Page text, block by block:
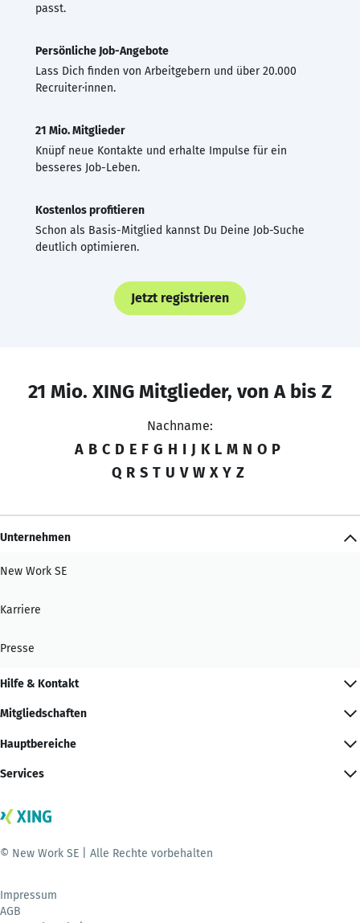
passt.
Persönliche Job-Angebote
Lass Dich finden von Arbeitgebern und über 20.000
Recruiter·innen.
21 Mio. Mitglieder
Knüpf neue Kontakte und erhalte Impulse für ein
besseres Job-Leben.
Kostenlos profitieren
Schon als Basis-Mitglied kannst Du Deine Job-Suche
deutlich optimieren.
Jetzt registrieren
21 Mio. XING Mitglieder, von A bis Z
Nachname:
A B C D E F G H I J K L M N O P
Q R S T U V W X Y Z
Unternehmen
New Work SE
Karriere
Presse
Hilfe & Kontakt
Mitgliedschaften
Hauptbereiche
Services
© New Work SE | Alle Rechte vorbehalten
Impressum
AGB